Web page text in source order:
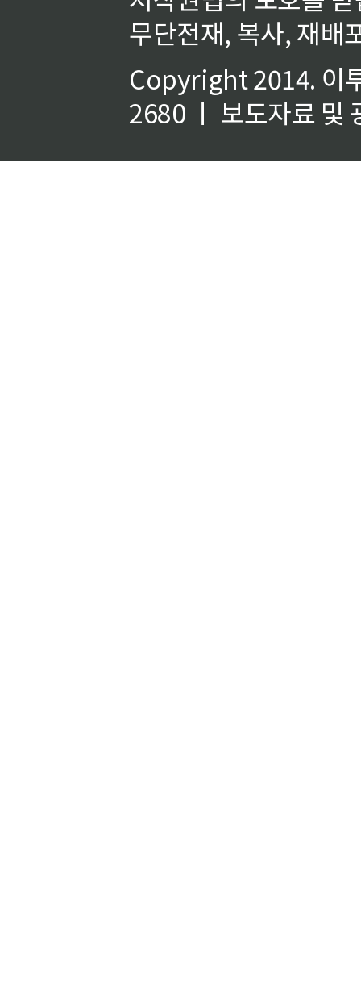
무단전재, 복사, 재배
Copyright 2014. 이
2680 ㅣ 보도자료